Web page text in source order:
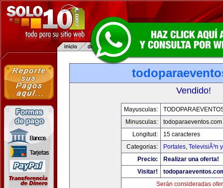
Vendido!
Mayusculas:
Minusculas:
todoparaeventos.com
Longitud:
15 caracteres
Categorias:
Portales, TelevisiÃ³n
Precio:
Realizar una oferta!
Visitar!
Serán consideradas